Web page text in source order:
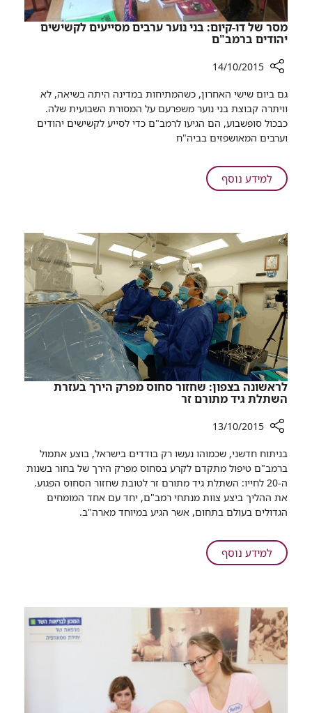
מסר של דו-קיום: בני נוער ערבים מסייעים לקשישים
יהודים ברמב"ם
שיתוף
מסר
דו-קיום:
נוער
ערבים
יהודים
ברמב"ם
14/10/2015
גם ביום שישי האחרון, כשהמתיחות במדינה היתה בשיאה, לא
וויתרה קבוצת בני נוער משפרעם על המסורת השבועית שלה.
כבכול סופשבוע, הם הגיעו לרמב"ם כדי לסייע לקשישים יהודים
וערבים המאושפזים בביה"ח​
למידע נוסףעל
מסר
בני
נוער
ערבים
מסייעים
לקשישים
יהודים
ברמב"ם
לראשונה בצפון: שחזור סחוס מפרק הירך בעזרת
השתלת גיד מתורם זר
שיתוף
לראשונה
בצפון:
שחזור
סחוס
הירך
בעזרת
מתורם
13/10/2015
בניתוח חדשני, שכמוהו נעשו רק בודדים בישראל, בוצע אתמול
ברמב"ם טיפול מתקדם לקרע בסחוס מפרק הירך של בחור בשנות
ה-20 לחייו: השתלת גיד מתורם זר לטובת שחזור הסחוס הפגוע.
את ההליך ביצע צוות מנתחי רמב"ם, יחד עם אחד המומחים
הגדולים בעולם בתחום, אשר הגיע במיוחד מארה"ב.
למידע נוסףעל
לראשונה
סחוס
מפרק
הירך
בעזרת
השתלת
גיד
מתורם